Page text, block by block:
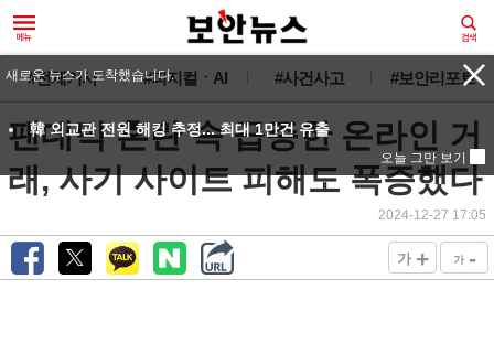
#전체기사 #피지컬ㆍAI #사건사고 #보안리포트
팬데믹 혼란 속 급증한 온라인 거
래, 사기 사이트 피해도 폭증했다
2024-12-27 17:05
가 + 가 -
새로운 뉴스가 도착했습니다.
韓 외교관 전원 해킹 추정... 최대 1만건 유출
오늘 그만 보기